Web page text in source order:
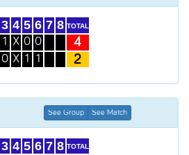
3
1
0
4
X
X
5
0
1
6
0
1
7 8 TOTAL
4
2
See Group See Match
3 4 5 6 7 8 TOTAL